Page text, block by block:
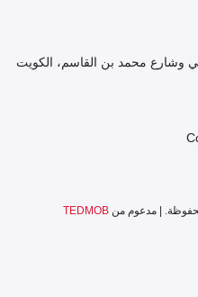
وشارع محمد بن القاسم، الكويت
TEDMOB